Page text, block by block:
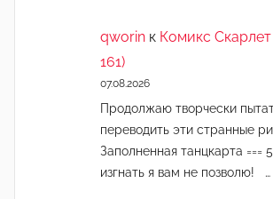
qworin к Комикс
161)
07.08.2026
Продолжаю творчески
переводить эти странные
Заполненная танцкарта ===
изгнать я вам не позволю! …